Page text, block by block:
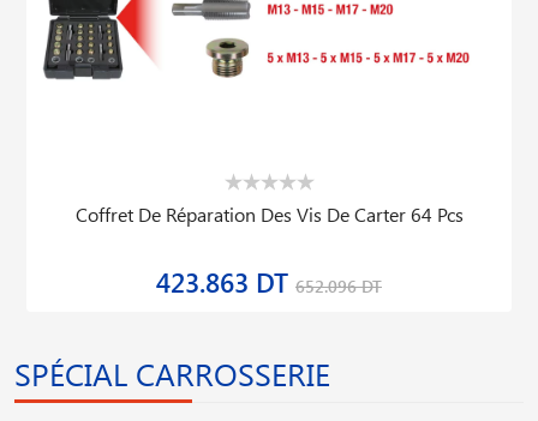
Coffret De Réparation Des Vis De Carter 64 Pcs
423.863 DT 652.096 DT
SPÉCIAL CARROSSERIE